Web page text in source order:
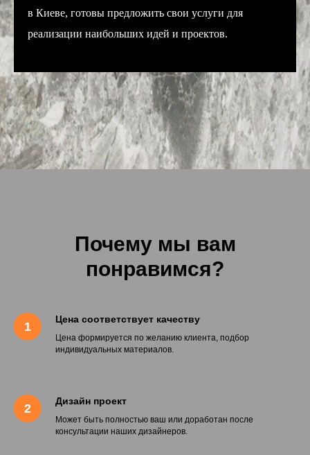
в Киеве, готовы предложить свои услуги для
реализации наибольших идей и проектов.
Почему мы вам
понравимся?
Цена соответствует качеству
Цена формируется по желанию клиента, подбор
индивидуальных материалов.
Дизайн проект
Может быть полностью ваш или доработан после
консультации наших дизайнеров.